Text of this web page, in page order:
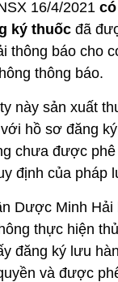
16/4/2021
ký thuốc đã
thông báo cho
thông báo.
này sản xuất
hồ sơ đăng
chưa được
định của pháp
Dược Minh
thực hiện
đăng ký lưu
và được